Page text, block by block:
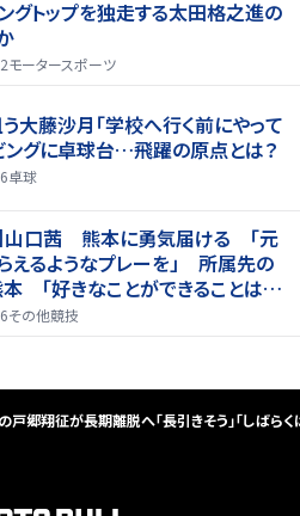
トップを独走する太田格之進の
モータースポーツ
う大藤沙月「学校へ行く前にやって
ングに卓球台…飛躍の原点とは？
卓球
】山口茜 熊本に勇気届ける 「元
えるようなプレーを」 所属先の
「好きなことができることは当
その他競技
戸郷翔征が長期離脱へ「長引きそう」「しばら